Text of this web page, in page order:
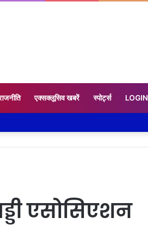
एक्सक्लूसिव खबरें स्पोर्ट्स LOGIN
एसोसिएशन